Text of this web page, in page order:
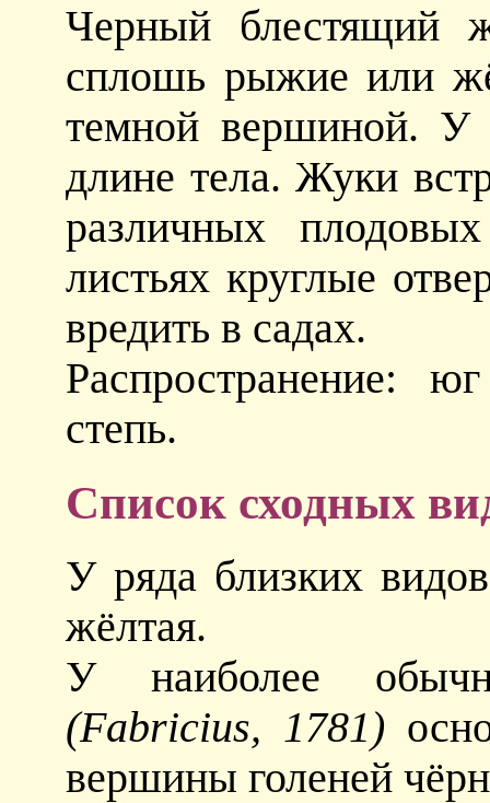
Черный блестящий
сплошь рыжие или
темной вершиной. У
длине тела. Жуки
различных
листьях круглые
вредить в садах.
Распространение:
степь.
Список сходных
У ряда близких
жёлтая.
У наиболее
(Fabricius, 1781)
вершины голеней